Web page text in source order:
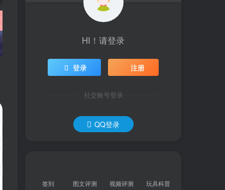
HI！请登录
登录 注册
社交账号登录
QQ登录
签到 图文评测 视频评测 玩具科普